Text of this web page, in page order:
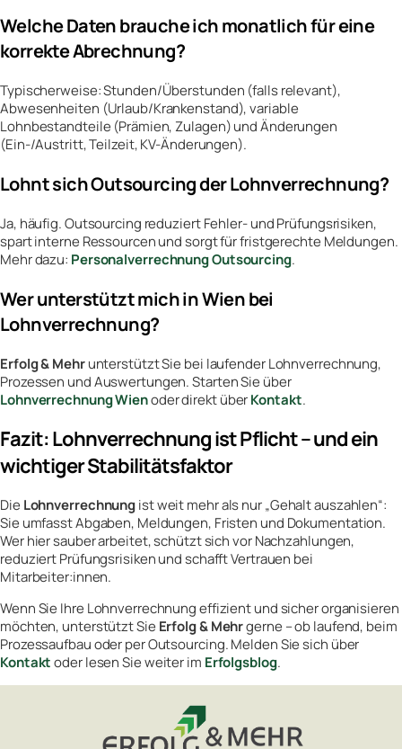
Welche Daten brauche ich monatlich für eine
korrekte Abrechnung?
Typischerweise: Stunden/Überstunden (falls relevant),
Abwesenheiten (Urlaub/Krankenstand), variable
Lohnbestandteile (Prämien, Zulagen) und Änderungen
(Ein-/Austritt, Teilzeit, KV-Änderungen).
Lohnt sich Outsourcing der Lohnverrechnung?
Ja, häufig. Outsourcing reduziert Fehler- und Prüfungsrisiken,
spart interne Ressourcen und sorgt für fristgerechte Meldungen.
Mehr dazu: Personalverrechnung Outsourcing.
Wer unterstützt mich in Wien bei
Lohnverrechnung?
Erfolg & Mehrunterstützt Sie bei laufender Lohnverrechnung,
Prozessen und Auswertungen. Starten Sie über
Lohnverrechnung Wienoder direkt überKontakt.
Fazit: Lohnverrechnung ist Pflicht – und ein
wichtiger Stabilitätsfaktor
Die Lohnverrechnungist weit mehr als nur „Gehalt auszahlen“:
Sie umfasst Abgaben, Meldungen, Fristen und Dokumentation.
Wer hier sauber arbeitet, schützt sich vor Nachzahlungen,
reduziert Prüfungsrisiken und schafft Vertrauen bei
Mitarbeiter:innen.
Wenn Sie Ihre Lohnverrechnung effizient und sicher organisieren
möchten, unterstützt Sie Erfolg & Mehrgerne – ob laufend, beim
Prozessaufbau oder per Outsourcing. Melden Sie sich über
Kontaktoder lesen Sie weiter im Erfolgsblog.